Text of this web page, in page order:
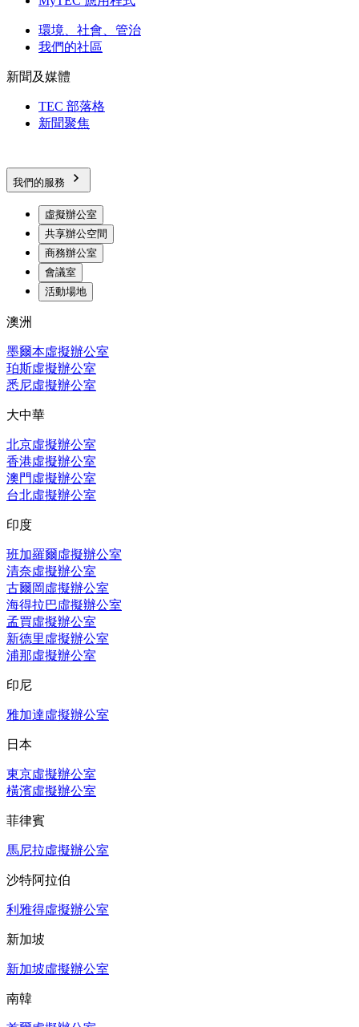
環境、社會、管治
我們的社區
新聞及媒體
TEC 部落格
新聞聚焦
我們的服務
虛擬辦公室
共享辦公空間
商務辦公室
會議室
活動場地
澳洲
墨爾本虛擬辦公室
珀斯虛擬辦公室
悉尼虛擬辦公室
大中華
北京虛擬辦公室
香港虛擬辦公室
澳門虛擬辦公室
台北虛擬辦公室
印度
班加羅爾虛擬辦公室
清奈虛擬辦公室
古爾岡虛擬辦公室
海得拉巴虛擬辦公室
孟買虛擬辦公室
新德里虛擬辦公室
浦那虛擬辦公室
印尼
雅加達虛擬辦公室
日本
東京虛擬辦公室
橫濱虛擬辦公室
菲律賓
馬尼拉虛擬辦公室
沙特阿拉伯
利雅得虛擬辦公室
新加坡
新加坡虛擬辦公室
南韓